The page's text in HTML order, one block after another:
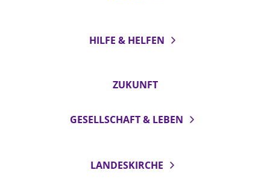
HILFE & HELFEN
ZUKUNFT
GESELLSCHAFT & LEBEN
LANDESKIRCHE